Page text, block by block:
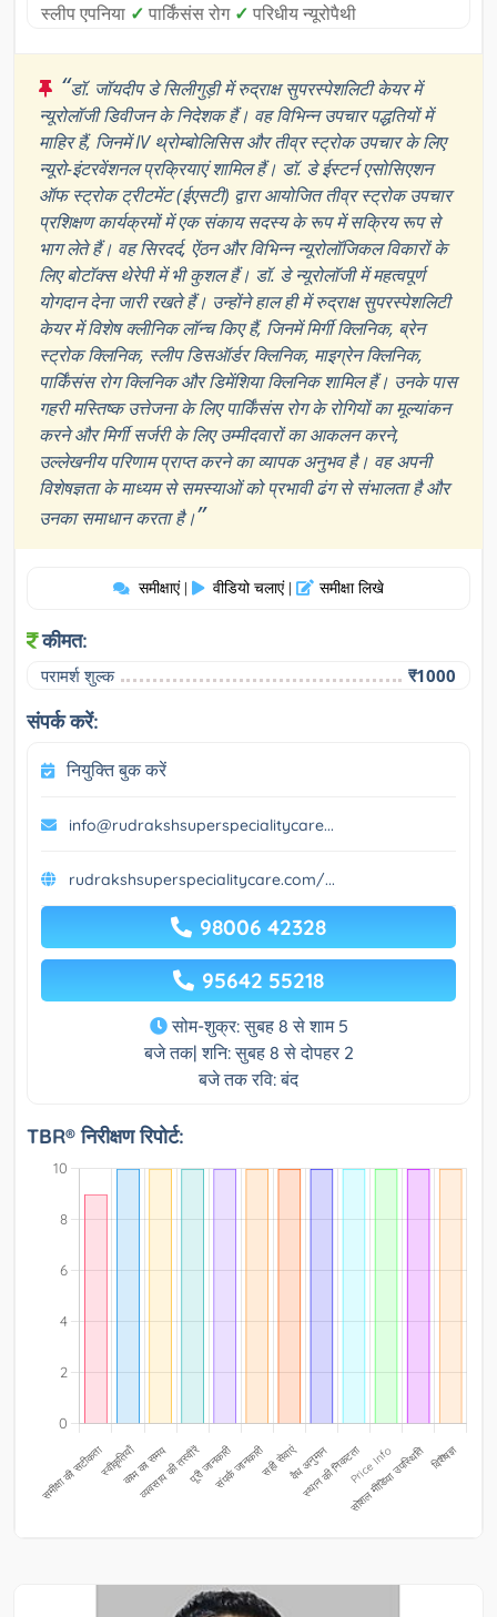
स्लीप एपनिया ✓ पार्किंसंस रोग ✓ परिधीय न्यूरोपैथी
“डॉ. जॉयदीप डे सिलीगुड़ी में रुद्राक्ष सुपरस्पेशलिटी केयर में
न्यूरोलॉजी डिवीजन के निदेशक हैं। वह विभिन्न उपचार पद्धतियों में
माहिर हैं, जिनमें IV थ्रोम्बोलिसिस और तीव्र स्ट्रोक उपचार के लिए
न्यूरो-इंटरवेंशनल प्रक्रियाएं शामिल हैं। डॉ. डे ईस्टर्न एसोसिएशन
ऑफ स्ट्रोक ट्रीटमेंट (ईएसटी) द्वारा आयोजित तीव्र स्ट्रोक उपचार
प्रशिक्षण कार्यक्रमों में एक संकाय सदस्य के रूप में सक्रिय रूप से
भाग लेते हैं। वह सिरदर्द, ऐंठन और विभिन्न न्यूरोलॉजिकल विकारों के
लिए बोटॉक्स थेरेपी में भी कुशल हैं। डॉ. डे न्यूरोलॉजी में महत्वपूर्ण
योगदान देना जारी रखते हैं। उन्होंने हाल ही में रुद्राक्ष सुपरस्पेशलिटी
केयर में विशेष क्लीनिक लॉन्च किए हैं, जिनमें मिर्गी क्लिनिक, ब्रेन
स्ट्रोक क्लिनिक, स्लीप डिसऑर्डर क्लिनिक, माइग्रेन क्लिनिक,
पार्किंसंस रोग क्लिनिक और डिमेंशिया क्लिनिक शामिल हैं। उनके पास
गहरी मस्तिष्क उत्तेजना के लिए पार्किंसंस रोग के रोगियों का मूल्यांकन
करने और मिर्गी सर्जरी के लिए उम्मीदवारों का आकलन करने,
उल्लेखनीय परिणाम प्राप्त करने का व्यापक अनुभव है। वह अपनी
विशेषज्ञता के माध्यम से समस्याओं को प्रभावी ढंग से संभालता है और
उनका समाधान करता है।”
समीक्षाएं | वीडियो चलाएं | समीक्षा लिखे
कीमत:
परामर्श शुल्क ₹1000
संपर्क करें:
नियुक्ति बुक करें
info@rudrakshsuperspecialitycare...
rudrakshsuperspecialitycare.com/...
98006 42328
95642 55218
सोम-शुक्र: सुबह 8 से शाम 5
बजे तक| शनि: सुबह 8 से दोपहर 2
बजे तक रवि: बंद
TBR® निरीक्षण रिपोर्ट: